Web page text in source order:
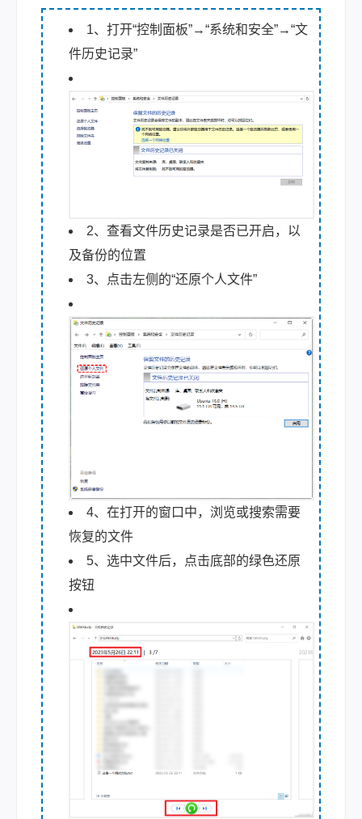
1、打开“控制面板”→“系统和安全”→“文
件历史记录”
2、查看文件历史记录是否已开启，以
及备份的位置
3、点击左侧的“还原个人文件”
4、在打开的窗口中，浏览或搜索需要
恢复的文件
5、选中文件后，点击底部的绿色还原
按钮